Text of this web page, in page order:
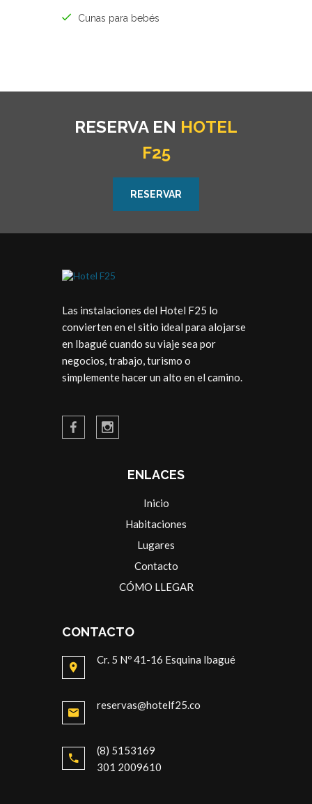
Cunas para bebés
RESERVA EN HOTEL
F25
RESERVAR
Las instalaciones del Hotel F25 lo
convierten en el sitio ideal para alojarse
en Ibagué cuando su viaje sea por
negocios, trabajo, turismo o
simplemente hacer un alto en el camino.
ENLACES
Inicio
Habitaciones
Lugares
Contacto
CÓMO LLEGAR
CONTACTO
Cr. 5 Nº 41-16 Esquina Ibagué
reservas@hotelf25.co
(8) 5153169
301 2009610